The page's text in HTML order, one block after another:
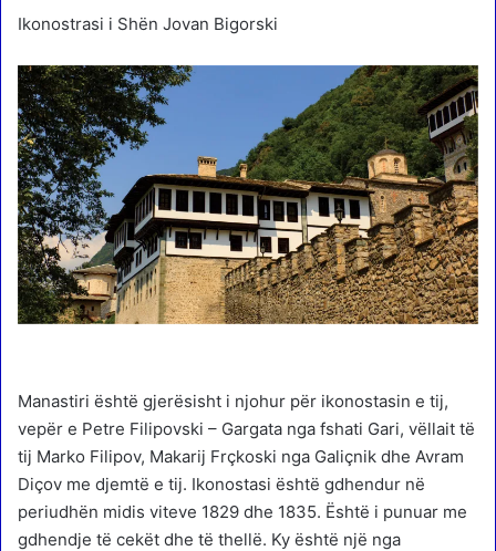
Ikonostrasi i Shën Jovan Bigorski
Manastiri është gjerësisht i njohur për ikonostasin e tij,
vepër e Petre Filipovski – Gargata nga fshati Gari, vëllait të
tij Marko Filipov, Makarij Frçkoski nga Galiçnik dhe Avram
Diçov me djemtë e tij. Ikonostasi është gdhendur në
periudhën midis viteve 1829 dhe 1835. Është i punuar me
gdhendje të cekët dhe të thellë. Ky është një nga